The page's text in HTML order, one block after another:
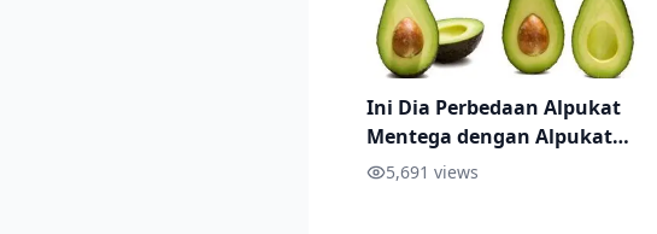
Ini Dia Perbedaan Alpukat
Mentega dengan Alpukat
Miki5,691 views